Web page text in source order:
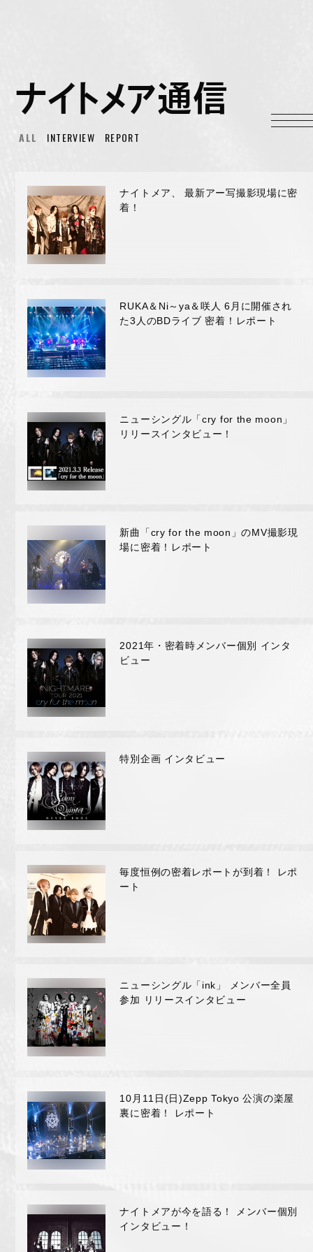
PROFILE
SCHEDULE
DISCOGRAPHY
LYRICS
GOODS
伊達漢
CONTACT
NIGHTMARE OFFICIAL MOBILE SITE
JOIN LOGIN
FAN CLUB INFORMATION
RADIO
MOVIE
MEMBER ONLY COMMUNITY
ORIGINAL PLAYLIST
ナイトメア通信
衣装解説
SPECIAL BIRTHDAY PRESENT
THANK YOU MESSAGE from
NIGHTMARE
ナイトメア通信
ALL INTERVIEW REPORT
ナイトメア、 最新アー写撮影現場に密
着！
RUKA＆Ni～ya＆咲人 6月に開催され
た3人のBDライブ 密着！レポート
ニューシングル「cry for the moon」
リリースインタビュー！
新曲「cry for the moon」のMV撮影現
場に密着！レポート
2021年・密着時メンバー個別 インタ
ビュー
特別企画 インタビュー
毎度恒例の密着レポートが到着！ レポ
ート
ニューシングル「ink」 メンバー全員
参加 リリースインタビュー
10月11日(日)Zepp Tokyo 公演の楽屋
裏に密着！ レポート
ナイトメアが今を語る！ メンバー個別
インタビュー！